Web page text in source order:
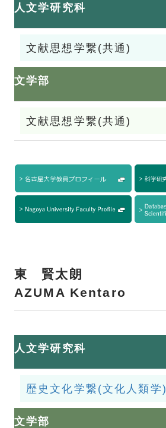
人文学研究科
文献思想学繋(共通)
文学部
文献思想学繋(共通)
東 賢太朗
AZUMA Kentaro
人文学研究科
歴史文化学繋(文化人類学)
文学部